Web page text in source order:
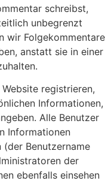
schreibst,
unbegrenzt
wir Folgekommentare
anstatt sie in einer
registrieren,
Informationen,
Alle Benutzer
Informationen
(der Benutzername
der
ebenfalls einsehen